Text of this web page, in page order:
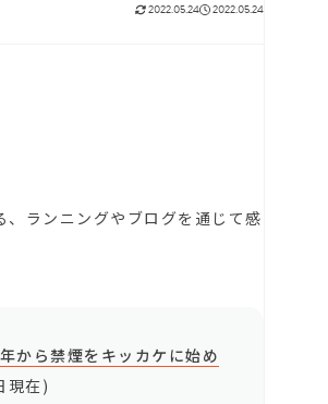
2022.05.24 2022.05.24
ランニングやブログを通じて感
から禁煙をキッカケに始め
現在)